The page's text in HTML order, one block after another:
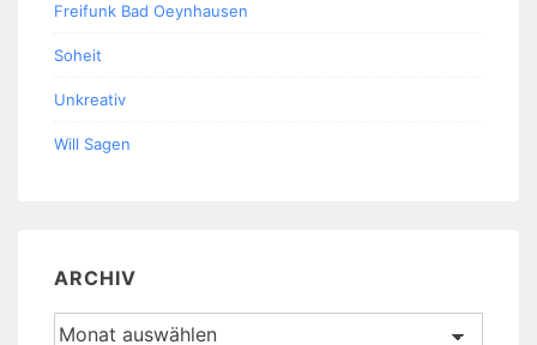
Freifunk Bad Oeynhausen
Soheit
Unkreativ
Will Sagen
ARCHIV
Archiv